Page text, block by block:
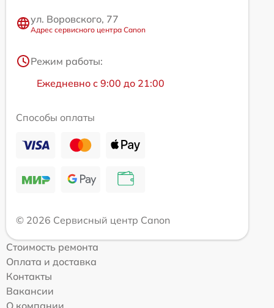
ул. Воровского, 77
Адрес сервисного центра Canon
Режим работы:
Ежедневно с 9:00 до 21:00
Способы оплаты
© 2026 Сервисный центр Canon
Стоимость ремонта
Оплата и доставка
Контакты
Вакансии
О компании